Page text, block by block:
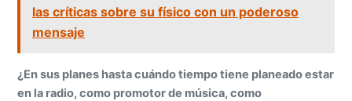
las críticas sobre su físico con un poderoso
mensaje
¿En sus planes hasta cuándo tiempo tiene planeado estar
en la radio, como promotor de música, como